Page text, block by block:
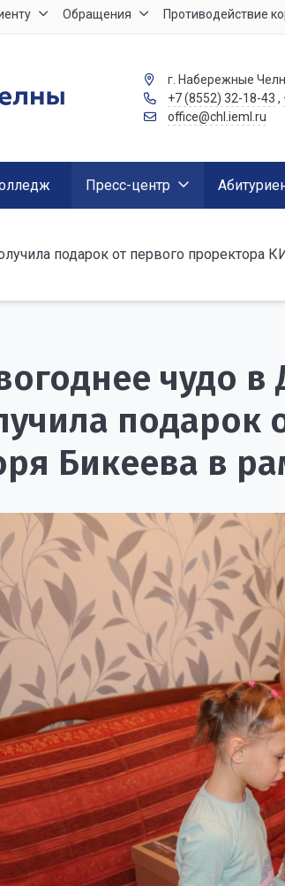
Обращения Противодействие
г. Набережные
+7 (8552) 32-18-43 ,
office@chl.ieml.ru
Пресс-центр
подарок от первого проректора
чудо
подарок
Бикеева в